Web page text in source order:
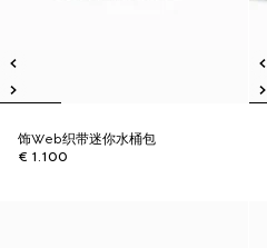
饰Web织带迷你水桶包
€ 1.100